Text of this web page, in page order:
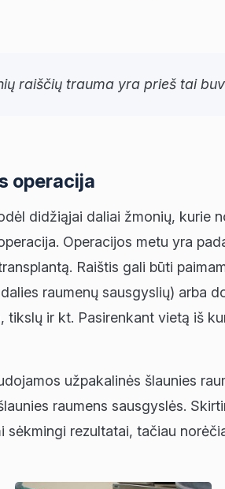
raiščių trauma yra prieš tai
operacija
didžiąjai daliai žmonių, kurie
Operacijos metu yra
Raištis gali būti
raumenų sausgyslių) arba
ir kt. Pasirenkant vietą iš
užpakalinės šlaunies
raumens sausgyslės.
rezultatai, tačiau